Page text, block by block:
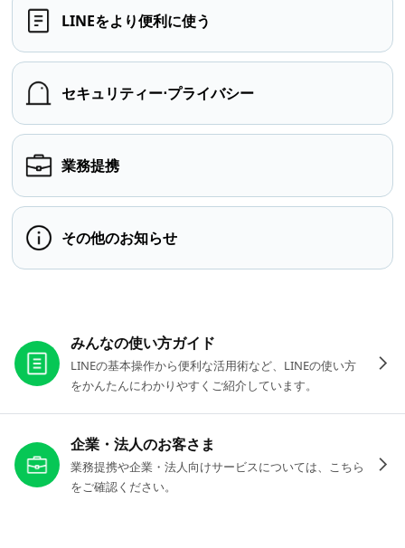
LINEをより便利に使う
セキュリティー⋅プライバシー
業務提携
その他のお知らせ
みんなの使い方ガイド
LINEの基本操作から便利な活用術など、LINEの使い方
をかんたんにわかりやすくご紹介しています。
企業・法人のお客さま
業務提携や企業・法人向けサービスについては、こちら
をご確認ください。